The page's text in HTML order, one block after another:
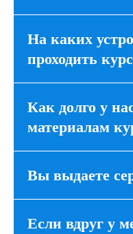
На каких
проходить
Как долго у
материалам
Вы выдаете
Если вдруг у